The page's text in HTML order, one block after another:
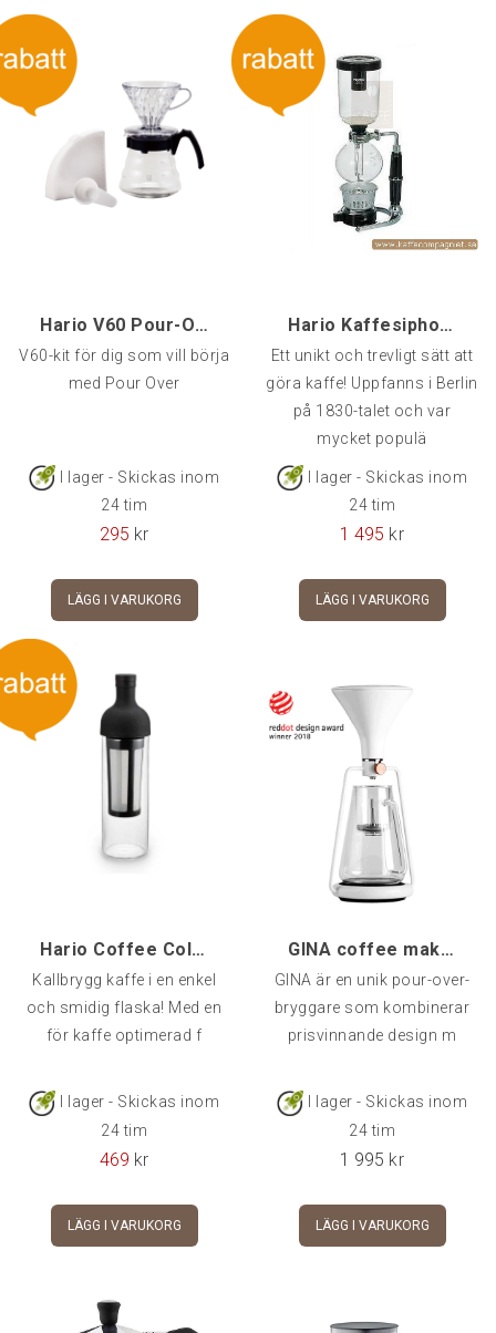
Hario V60 Pour-Over kit
V60-kit för dig som vill börja
med Pour Over
I lager - Skickas inom
24 tim
295 kr
LÄGG I VARUKORG
Hario Kaffesiphon 5-kopp
Ett unikt och trevligt sätt att
göra kaffe! Uppfanns i Berlin
på 1830-talet och var
mycket populä
I lager - Skickas inom
24 tim
1 495 kr
LÄGG I VARUKORG
Hario Coffee Cold Brew Bottle, Svart
Kallbrygg kaffe i en enkel
och smidig flaska! Med en
för kaffe optimerad f
I lager - Skickas inom
24 tim
469 kr
LÄGG I VARUKORG
GINA coffee maker Basic, Vit
GINA är en unik pour-over-
bryggare som kombinerar
prisvinnande design m
I lager - Skickas inom
24 tim
1 995 kr
LÄGG I VARUKORG